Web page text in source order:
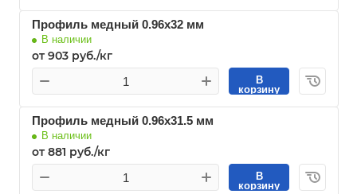
Профиль медный 0.96х32 мм
В наличии
от 903 руб./кг
В
корзину
Профиль медный 0.96х31.5 мм
В наличии
от 881 руб./кг
В
корзину